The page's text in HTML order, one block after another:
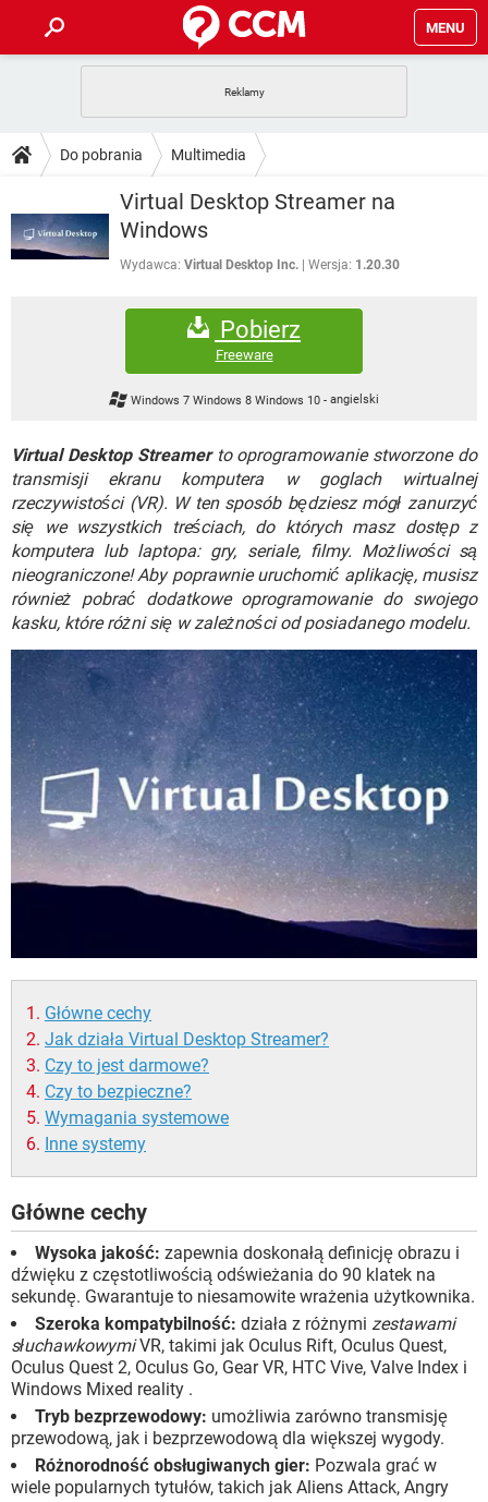
MENU
GRY WHATSAPP
NETFLIX
INSTAGRAM
PORADY
PlayStation
GRY WHATSAPP
SPOTIFY
ANDROID
WHATSAPP
NETFLIX
FACEBOOK
FORUM
WHATSAPP
NETFLIX
FACEBOOK
TIKTOK
INSTAGRAM FACEBOOK
WINDOWS 10
Do pobrania Multimedia
Virtual Desktop Streamer na
Windows
Wydawca: Virtual Desktop Inc. Wersja: 1.20.30
Pobierz
Freeware
Windows 7 Windows 8 Windows 10-angielski
Virtual Desktop Streamerto oprogramowanie stworzone do
transmisji ekranu komputera w goglach wirtualnej
rzeczywistości (VR). W ten sposób będziesz mógł zanurzyć
się we wszystkich treściach, do których masz dostęp z
komputera lub laptopa: gry, seriale, filmy. Możliwości są
nieograniczone! Aby poprawnie uruchomić aplikację, musisz
również pobrać dodatkowe oprogramowanie do swojego
kasku, które różni się w zależności od posiadanego modelu.
Główne cechy
Jak działa Virtual Desktop Streamer?
Czy to jest darmowe?
Czy to bezpieczne?
Wymagania systemowe
Inne systemy
Główne cechy
Wysoka jakość: zapewnia doskonałą definicję obrazu i
dźwięku z częstotliwością odświeżania do 90 klatek na
sekundę. Gwarantuje to niesamowite wrażenia użytkownika.
Szeroka kompatybilność: działa z różnymi zestawami
słuchawkowymiVR, takimi jak Oculus Rift, Oculus Quest,
Oculus Quest 2, Oculus Go, Gear VR, HTC Vive, Valve Index i
Windows Mixed reality .
Tryb bezprzewodowy: umożliwia zarówno transmisję
przewodową, jak i bezprzewodową dla większej wygody.
Różnorodność obsługiwanych gier: Pozwala grać w
wiele popularnych tytułów, takich jak Aliens Attack, Angry